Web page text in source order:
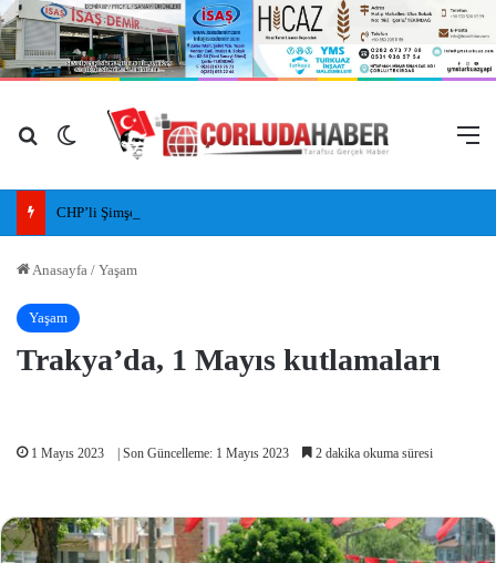
Arama yap ...
Dış görünümü değiştir
Anasayfa / Yaşam
Yaşam
Trakya’da, 1 Mayıs kutlamaları
1 Mayıs 2023 | Son Güncelleme: 1 Mayıs 2023 2 dakika okuma süresi